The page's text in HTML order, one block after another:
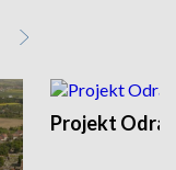
Projekt Odra